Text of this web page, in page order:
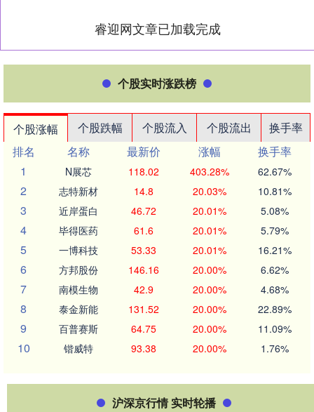
睿迎网文章已加载完成
个股实时涨跌榜
个股涨幅 个股跌幅 个股流入 个股流出
换手率
排名
名称 最新价 涨幅
换手率
1
N展芯 118.02 403.28% 62.67%
2 志特新材 14.8 20.03% 10.81%
3 近岸蛋白 46.72 20.01% 5.08%
4 毕得医药 61.6 20.01% 5.79%
5 一博科技 53.33 20.01% 16.21%
6 方邦股份 146.16 20.00% 6.62%
7 南模生物 42.9 20.00% 4.68%
8 泰金新能 131.52 20.00% 22.89%
9 百普赛斯 64.75 20.00% 11.09%
10 锴威特 93.38 20.00% 1.76%
沪深京行情 实时轮播